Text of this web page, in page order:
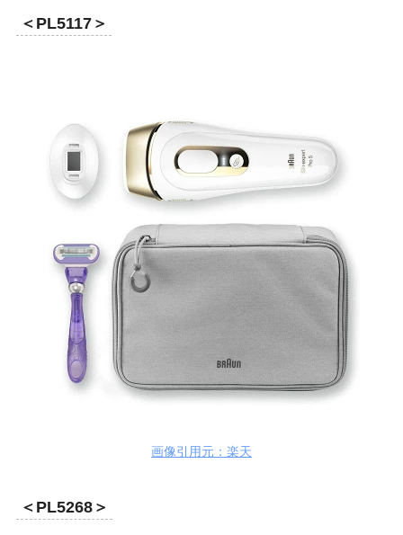
＜PL5117＞
画像引用元：楽天
＜PL5268＞